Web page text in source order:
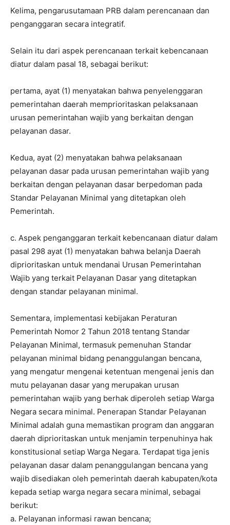
Kelima, pengarusutamaan PRB dalam perencanaan dan
penganggaran secara integratif.
Selain itu dari aspek perencanaan terkait kebencanaan
diatur dalam pasal 18, sebagai berikut:
pertama, ayat (1) menyatakan bahwa penyelenggaran
pemerintahan daerah memprioritaskan pelaksanaan
urusan pemerintahan wajib yang berkaitan dengan
pelayanan dasar.
Kedua, ayat (2) menyatakan bahwa pelaksanaan
pelayanan dasar pada urusan pemerintahan wajib yang
berkaitan dengan pelayanan dasar berpedoman pada
Standar Pelayanan Minimal yang ditetapkan oleh
Pemerintah.
c. Aspek penganggaran terkait kebencanaan diatur dalam
pasal 298 ayat (1) menyatakan bahwa belanja Daerah
diprioritaskan untuk mendanai Urusan Pemerintahan
Wajib yang terkait Pelayanan Dasar yang ditetapkan
dengan standar pelayanan minimal.
Sementara, implementasi kebijakan Peraturan
Pemerintah Nomor 2 Tahun 2018 tentang Standar
Pelayanan Minimal, termasuk pemenuhan Standar
pelayanan minimal bidang penanggulangan bencana,
yang mengatur mengenai ketentuan mengenai jenis dan
mutu pelayanan dasar yang merupakan urusan
pemerintahan wajib yang berhak diperoleh setiap Warga
Negara secara minimal. Penerapan Standar Pelayanan
Minimal adalah guna memastikan program dan anggaran
daerah diprioritaskan untuk menjamin terpenuhinya hak
konstitusional setiap Warga Negara. Terdapat tiga jenis
pelayanan dasar dalam penanggulangan bencana yang
wajib disediakan oleh pemerintah daerah kabupaten/kota
kepada setiap warga negara secara minimal, sebagai
berikut:
a. Pelayanan informasi rawan bencana;